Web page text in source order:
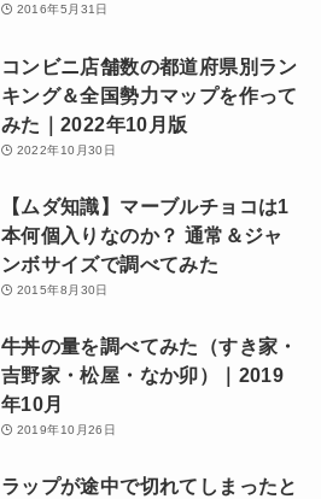
2016年5月31日
コンビニ店舗数の都道府県別ラン
キング＆全国勢力マップを作って
みた｜2022年10月版
2022年10月30日
【ムダ知識】マーブルチョコは1
本何個入りなのか？ 通常＆ジャ
ンボサイズで調べてみた
2015年8月30日
牛丼の量を調べてみた（すき家・
吉野家・松屋・なか卯）｜2019
年10月
2019年10月26日
ラップが途中で切れてしまったと